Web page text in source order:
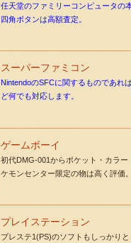
任天堂のファミリーコンピュータの
四角ボタンは高額査定。
スーパーファミコン
NintendoのSFCに関するものであれ
ど何でも対応します。
ゲームボーイ
初代DMG-001からポケット・カラー
ケモンセンター限定の物は高く評価。
プレイステーション
プレステ1(PS)のソフトもしっかり